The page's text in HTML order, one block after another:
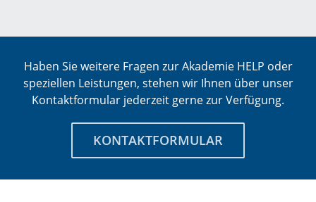
Haben Sie weitere Fragen zur Akademie HELP oder
speziellen Leistungen, stehen wir Ihnen über unser
Kontaktformular jederzeit gerne zur Verfügung.
KONTAKTFORMULAR